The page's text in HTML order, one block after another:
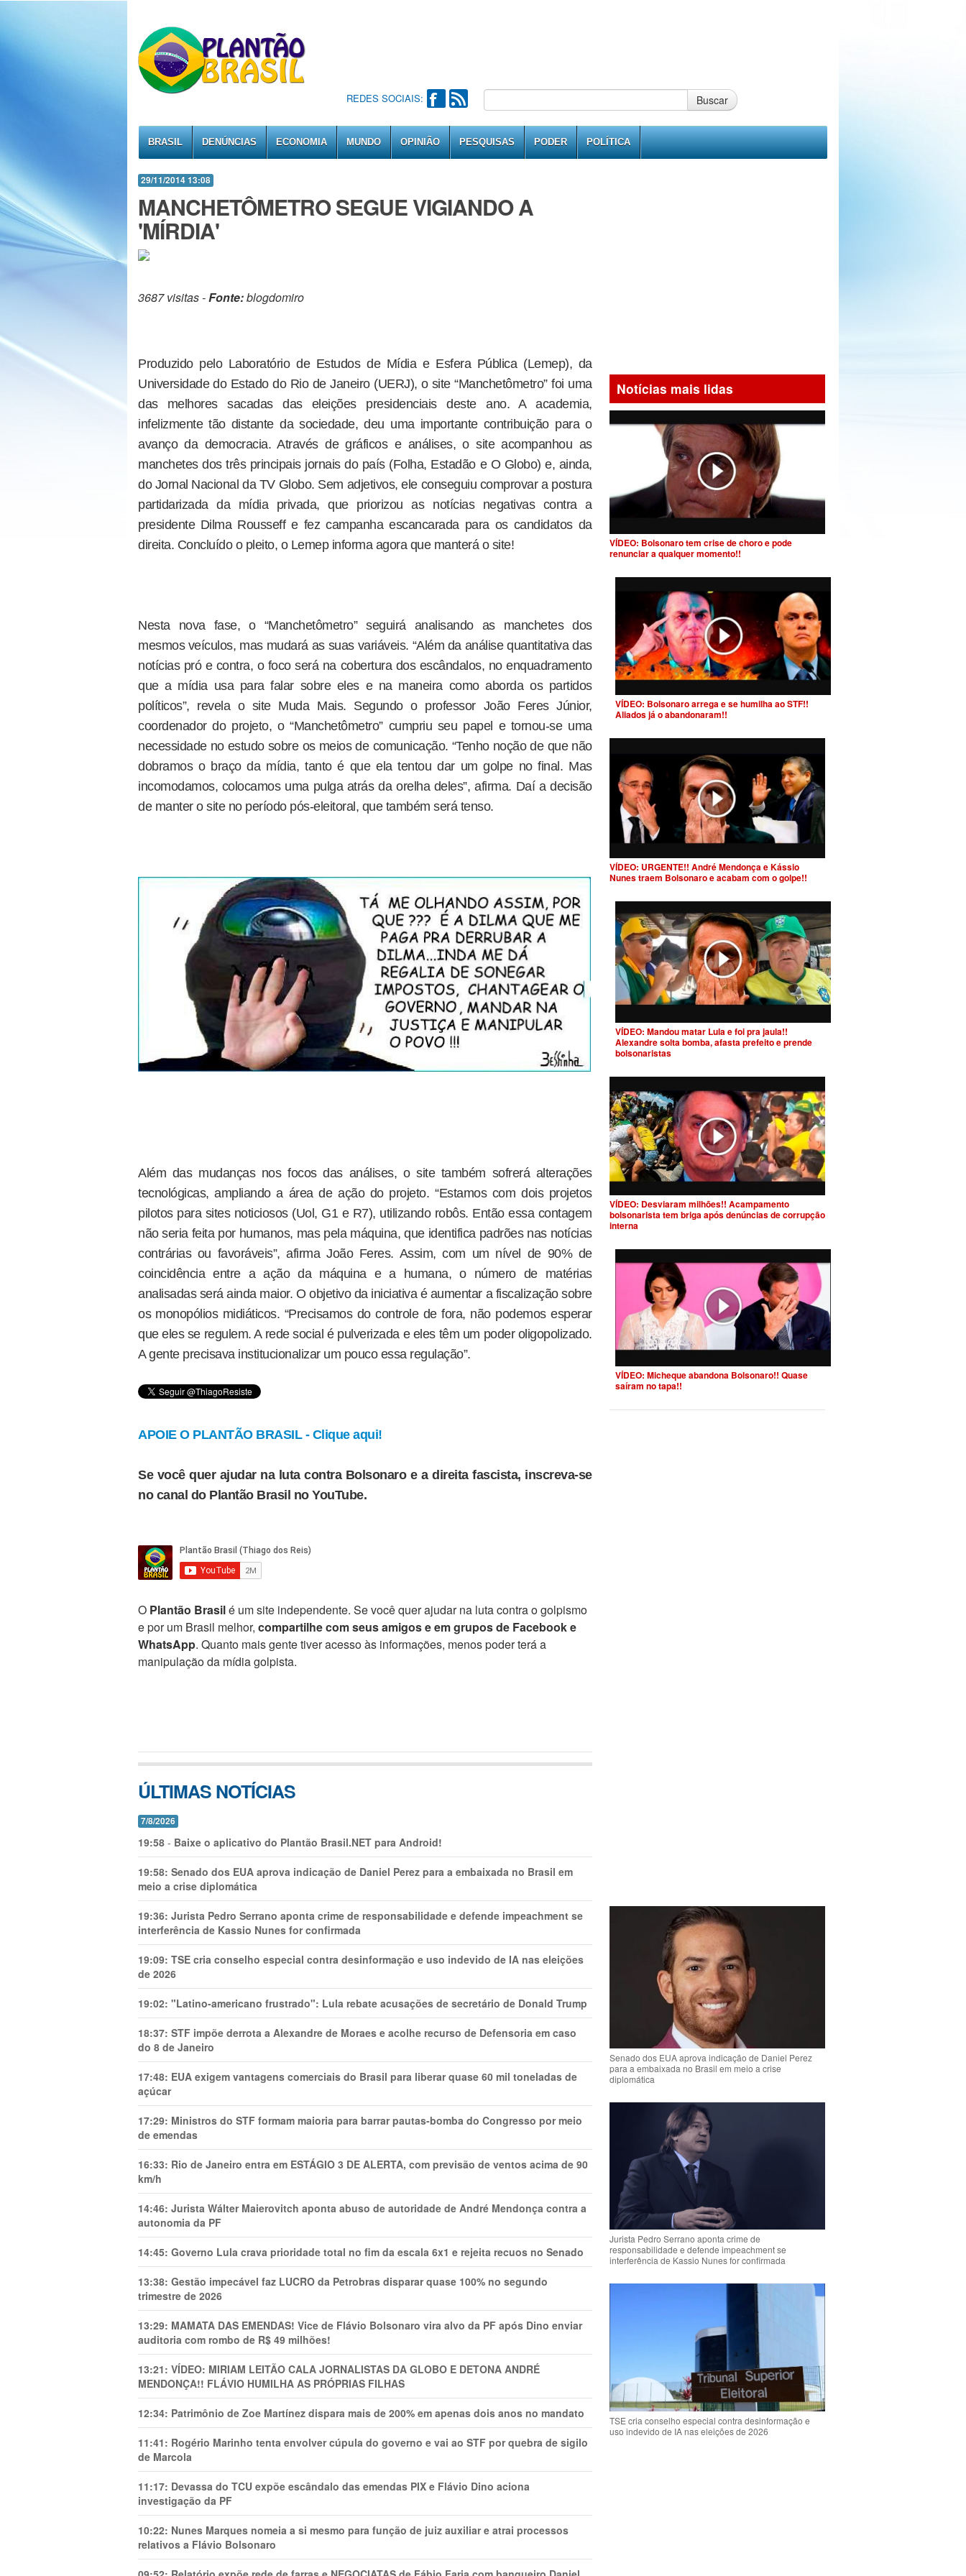
REDES SOCIAIS: Buscar
BRASIL DENÚNCIAS ECONOMIA MUNDO OPINIÃO PESQUISAS PODER POLÍTICA
29/11/2014 13:08
MANCHETÔMETRO SEGUE VIGIANDO A
'MÍRDIA'
3687 visitas -Fonte:blogdomiro
Produzido pelo Laboratório de Estudos de Mídia e Esfera Pública (Lemep), da
Universidade do Estado do Rio de Janeiro (UERJ), o site “Manchetômetro” foi uma
das melhores sacadas das eleições presidenciais deste ano. A academia,
infelizmente tão distante da sociedade, deu uma importante contribuição para o
avanço da democracia. Através de gráficos e análises, o site acompanhou as
manchetes dos três principais jornais do país (Folha, Estadão e O Globo) e, ainda,
do Jornal Nacional da TV Globo. Sem adjetivos, ele conseguiu comprovar a postura
partidarizada da mídia privada, que priorizou as notícias negativas contra a
presidente Dilma Rousseff e fez campanha escancarada para os candidatos da
direita. Concluído o pleito, o Lemep informa agora que manterá o site!
Nesta nova fase, o “Manchetômetro” seguirá analisando as manchetes dos
mesmos veículos, mas mudará as suas variáveis. “Além da análise quantitativa das
notícias pró e contra, o foco será na cobertura dos escândalos, no enquadramento
que a mídia usa para falar sobre eles e na maneira como aborda os partidos
políticos”, revela o site Muda Mais. Segundo o professor João Feres Júnior,
coordenador do projeto, o “Manchetômetro” cumpriu seu papel e tornou-se uma
necessidade no estudo sobre os meios de comunicação. “Tenho noção de que não
dobramos o braço da mídia, tanto é que ela tentou dar um golpe no final. Mas
incomodamos, colocamos uma pulga atrás da orelha deles”, afirma. Daí a decisão
de manter o site no período pós-eleitoral, que também será tenso.
Além das mudanças nos focos das análises, o site também sofrerá alterações
tecnológicas, ampliando a área de ação do projeto. “Estamos com dois projetos
pilotos para sites noticiosos (Uol, G1 e R7), utilizando robôs. Então essa contagem
não seria feita por humanos, mas pela máquina, que identifica padrões nas notícias
contrárias ou favoráveis”, afirma João Feres. Assim, com um nível de 90% de
coincidência entre a ação da máquina e a humana, o número de matérias
analisadas será ainda maior. O objetivo da iniciativa é aumentar a fiscalização sobre
os monopólios midiáticos. “Precisamos do controle de fora, não podemos esperar
que eles se regulem. A rede social é pulverizada e eles têm um poder oligopolizado.
A gente precisava institucionalizar um pouco essa regulação”.
APOIE O PLANTÃO BRASIL - Clique aqui!
Se você quer ajudar na luta contra Bolsonaro e a direita fascista, inscreva-se
no canal do Plantão Brasil no YouTube.
O Plantão Brasilé um site independente. Se você quer ajudar na luta contra o golpismo
e por um Brasil melhor, compartilhe com seus amigos e em grupos de Facebook e
WhatsApp. Quanto mais gente tiver acesso às informações, menos poder terá a
manipulação da mídia golpista.
ÚLTIMAS NOTÍCIAS
7/8/2026
19:58 - Baixe o aplicativo do Plantão Brasil.NET para Android!
19:58: Senado dos EUA aprova indicação de Daniel Perez para a embaixada no Brasil em
meio a crise diplomática
19:36: Jurista Pedro Serrano aponta crime de responsabilidade e defende impeachment se
interferência de Kassio Nunes for confirmada
19:09: TSE cria conselho especial contra desinformação e uso indevido de IA nas eleições
de 2026
19:02: "Latino-americano frustrado": Lula rebate acusações de secretário de Donald Trump
18:37: STF impõe derrota a Alexandre de Moraes e acolhe recurso de Defensoria em caso
do 8 de Janeiro
17:48: EUA exigem vantagens comerciais do Brasil para liberar quase 60 mil toneladas de
açúcar
17:29: Ministros do STF formam maioria para barrar pautas-bomba do Congresso por meio
de emendas
16:33: Rio de Janeiro entra em ESTÁGIO 3 DE ALERTA, com previsão de ventos acima de 90
km/h
14:46: Jurista Wálter Maierovitch aponta abuso de autoridade de André Mendonça contra a
autonomia da PF
14:45: Governo Lula crava prioridade total no fim da escala 6x1 e rejeita recuos no Senado
13:38: Gestão impecável faz LUCRO da Petrobras disparar quase 100% no segundo
trimestre de 2026
13:29: MAMATA DAS EMENDAS! Vice de Flávio Bolsonaro vira alvo da PF após Dino enviar
auditoria com rombo de R$ 49 milhões!
13:21: VÍDEO: MIRIAM LEITÃO CALA JORNALISTAS DA GLOBO E DETONA ANDRÉ
MENDONÇA!! FLÁVIO HUMILHA AS PRÓPRIAS FILHAS
12:34: Patrimônio de Zoe Martínez dispara mais de 200% em apenas dois anos no mandato
11:41: Rogério Marinho tenta envolver cúpula do governo e vai ao STF por quebra de sigilo
de Marcola
11:17: Devassa do TCU expõe escândalo das emendas PIX e Flávio Dino aciona
investigação da PF
10:22: Nunes Marques nomeia a si mesmo para função de juiz auxiliar e atrai processos
relativos a Flávio Bolsonaro
Notícias mais lidas
VÍDEO: Bolsonaro tem crise de choro e pode
renunciar a qualquer momento!!
VÍDEO: Bolsonaro arrega e se humilha ao STF!!
Aliados já o abandonaram!!
VÍDEO: URGENTE!! André Mendonça e Kássio
Nunes traem Bolsonaro e acabam com o golpe!!
VÍDEO: Mandou matar Lula e foi pra jaula!!
Alexandre solta bomba, afasta prefeito e prende
bolsonaristas
VÍDEO: Desviaram milhões!! Acampamento
bolsonarista tem briga após denúncias de corrupção
interna
VÍDEO: Micheque abandona Bolsonaro!! Quase
saíram no tapa!!
Senado dos EUA aprova indicação de Daniel Perez
para a embaixada no Brasil em meio a crise
diplomática
Jurista Pedro Serrano aponta crime de
responsabilidade e defende impeachment se
interferência de Kassio Nunes for confirmada
TSE cria conselho especial contra desinformação e
uso indevido de IA nas eleições de 2026